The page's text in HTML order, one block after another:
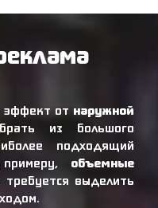
эффект от наружной
из большого
подходящий
объемные
выделить